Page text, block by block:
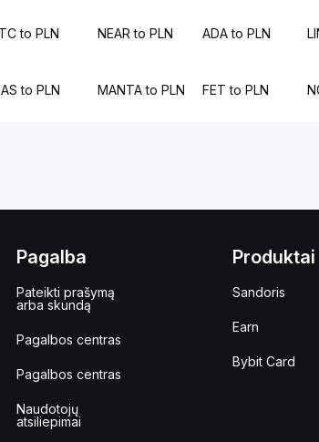
to PLN NEAR to PLN ADA to PLN
to PLN MANTA to PLN FET to PLN
Pagalba
Pateikti prašymą
arba skundą
Pagalbos centras
Pagalbos centras
Naudotojų
atsiliepimai
Produktai
Sandoris
Earn
Bybit Card